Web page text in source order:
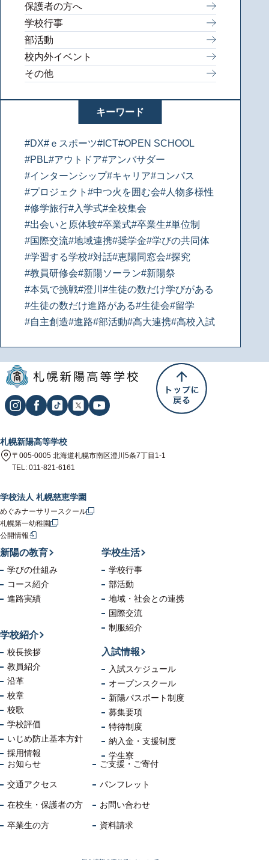
保護者の方へ
学校行事
部活動
校内外イベント
その他
キーワード
#DX#ｅスポーツ#ICT#OPEN SCHOOL
#PBL#アウトドア#アンバサダー
#インターンシップ#キャリア#コンパス
#プロジェクト #中つ火を囲む会#人物多様性
#修学旅行#入学式#全校集会
#出会いと原体験#卒業式#卒業生#単位制
#国際交流#地域連携#奨学金#学びの共同体
#学習する学校#対話#恵陽同窓会#探究
#教員研修会#新陽ソーラン#新陽祭
#本気で挑戦#澄川 #生徒の数だけ学びがある
#生徒の数だけ進路がある#生徒会#留学
#自主創造#進路#部活動#高大連携#高校入試
札幌新陽高等学校
〒005-0005 北海道札幌市南区澄川5条7丁目1-1
TEL: 011-821-6161
学校法人 札幌慈恵学園
めぐみナーサリースクール
札幌第一幼稚園
公開情報
新陽の教育
学びの仕組み
コース紹介
進路実績
学校生活
学校行事
部活動
地域・社会との連携
国際交流
制服紹介
学校紹介
校長挨拶
教員紹介
沿革
校章
校歌
学校評価
いじめ防止基本方針
採用情報
入試情報
入試スケジュール
オープンスクール
新陽パスポート制度
募集要項
特待制度
納入金・支援制度
学生寮
お知らせ
交通アクセス
在校生・保護者の方
卒業生の方
ご支援・ご寄付
パンフレット
お問い合わせ
資料請求